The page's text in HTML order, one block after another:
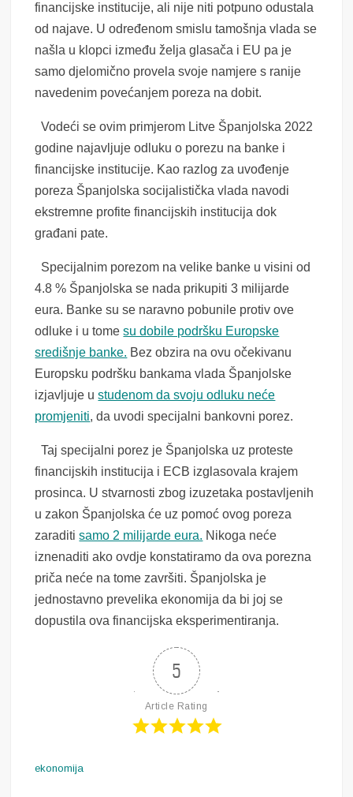
financijske institucije, ali nije niti potpuno odustala
od najave. U određenom smislu tamošnja vlada se
našla u klopci između želja glasača i EU pa je
samo djelomično provela svoje namjere s ranije
navedenim povećanjem poreza na dobit.
Vodeći se ovim primjerom Litve Španjolska 2022
godine najavljuje odluku o porezu na banke i
financijske institucije. Kao razlog za uvođenje
poreza Španjolska socijalistička vlada navodi
ekstremne profite financijskih institucija dok
građani pate.
Specijalnim porezom na velike banke u visini od
4.8 % Španjolska se nada prikupiti 3 milijarde
eura. Banke su se naravno pobunile protiv ove
odluke i u tomesu dobile podršku Europske
središnje banke. Bez obzira na ovu očekivanu
Europsku podršku bankama vlada Španjolske
izjavljuje ustudenom da svoju odluku neće
promjeniti, da uvodi specijalni bankovni porez.
Taj specijalni porez je Španjolska uz proteste
financijskih institucija i ECB izglasovala krajem
prosinca. U stvarnosti zbog izuzetaka postavljenih
u zakon Španjolska će uz pomoć ovog poreza
zaraditisamo 2 milijarde eura. Nikoga neće
iznenaditi ako ovdje konstatiramo da ova porezna
priča neće na tome završiti. Španjolska je
jednostavno prevelika ekonomija da bi joj se
dopustila ova financijska eksperimentiranja.
5
Article Rating
ekonomija